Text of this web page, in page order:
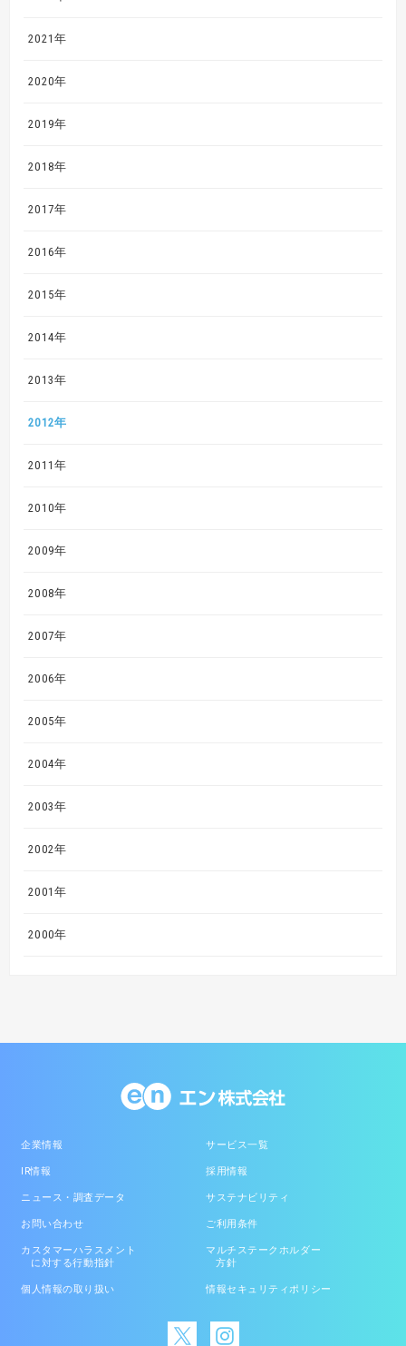
2021年
2020年
2019年
2018年
2017年
2016年
2015年
2014年
2013年
2012年
2011年
2010年
2009年
2008年
2007年
2006年
2005年
2004年
2003年
2002年
2001年
2000年
企業情報 サービス一覧
IR情報 採用情報
ニュース・調査データ サステナビリティ
お問い合わせ ご利用条件
カスタマーハラスメント
に対する行動指針
マルチステークホルダー
方針
個人情報の取り扱い 情報セキュリティポリシー